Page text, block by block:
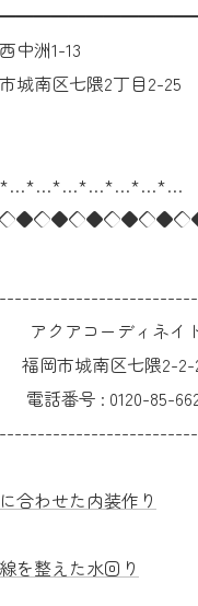
中洲1-13
城南区七隈2丁目2-25
アクアコーディネイ
福岡市城南区七隈2-2-
電話番号 : 0120-85-
合わせた内装作り
を整えた水回り